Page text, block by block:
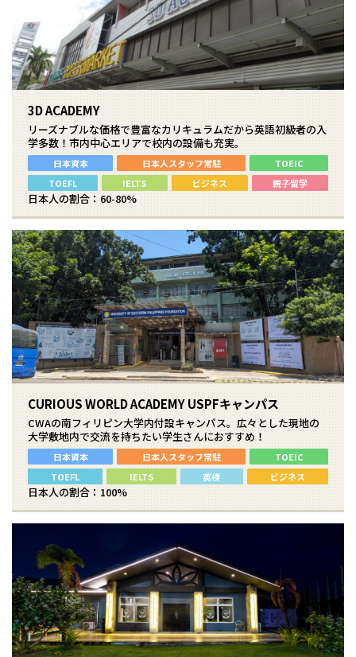
3D ACADEMY
リーズナブルな価格で豊富なカリキュラムだから英語初級者の入
学多数！市内中心エリアで校内の設備も充実。
日本資本 日本人スタッフ常駐
TOEIC
TOEFL
IELTS ビジネス 親子留学
日本人の割合：60-80%
CURIOUS WORLD ACADEMY USPFキャンパス
CWAの南フィリピン大学内付設キャンパス。広々とした現地の
大学敷地内で交流を持ちたい学生さんにおすすめ！
日本資本 日本人スタッフ常駐
TOEIC
TOEFL
IELTS 英検 ビジネス
日本人の割合：100%